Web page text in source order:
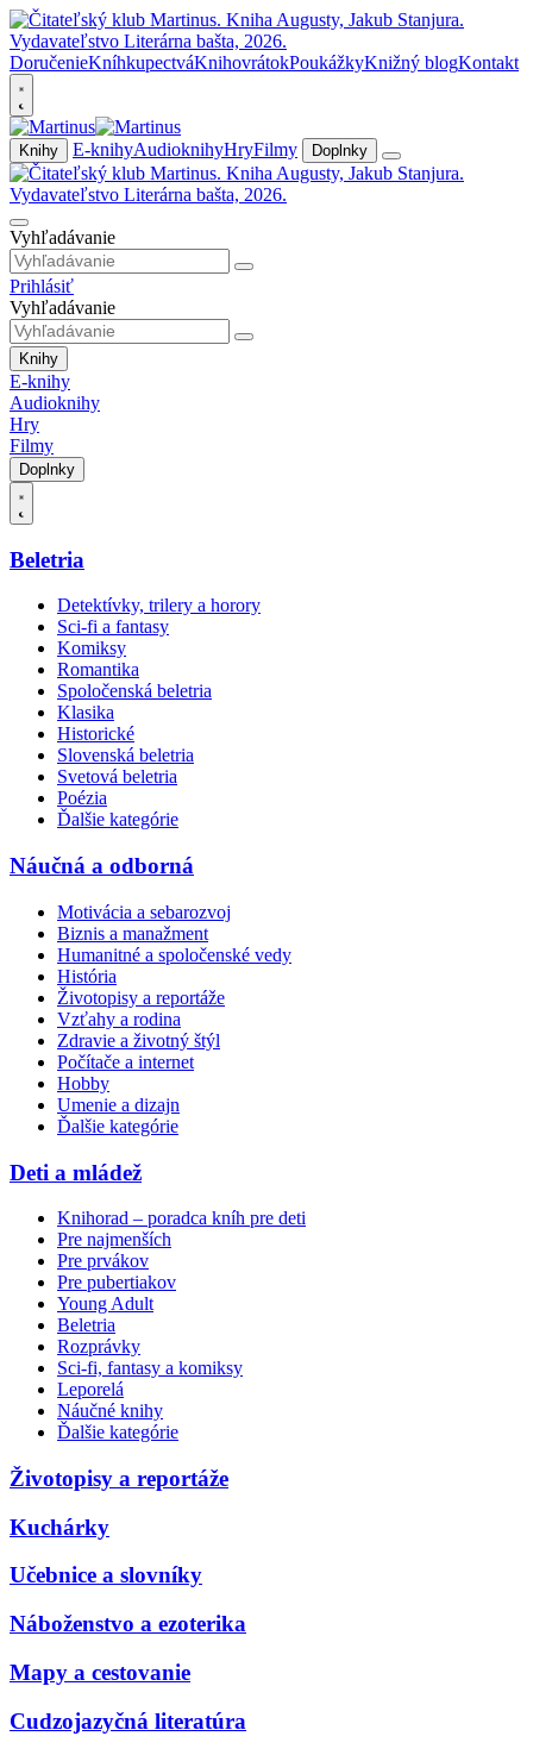
DoručenieKníhkupectváKnihovrátokPoukážkyKnižný blogKontakt
Knihy E-knihyAudioknihyHryFilmy Doplnky
Vyhľadávanie
Prihlásiť
Vyhľadávanie
Knihy
E-knihy
Audioknihy
Hry
Filmy
Doplnky
Beletria
Detektívky, trilery a horory
Sci-fi a fantasy
Komiksy
Romantika
Spoločenská beletria
Klasika
Historické
Slovenská beletria
Svetová beletria
Poézia
Ďalšie kategórie
Náučná a odborná
Motivácia a sebarozvoj
Biznis a manažment
Humanitné a spoločenské vedy
História
Životopisy a reportáže
Vzťahy a rodina
Zdravie a životný štýl
Počítače a internet
Hobby
Umenie a dizajn
Ďalšie kategórie
Deti a mládež
Knihorad – poradca kníh pre deti
Pre najmenších
Pre prvákov
Pre pubertiakov
Young Adult
Beletria
Rozprávky
Sci-fi, fantasy a komiksy
Leporelá
Náučné knihy
Ďalšie kategórie
Životopisy a reportáže
Kuchárky
Učebnice a slovníky
Náboženstvo a ezoterika
Mapy a cestovanie
Cudzojazyčná literatúra